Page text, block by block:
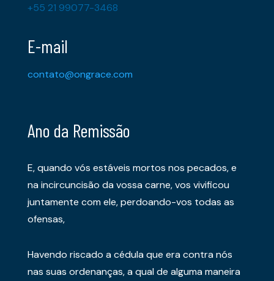
+55 21 99077-3468
E-mail
contato@ongrace.com
Ano da Remissão
E, quando vós estáveis mortos nos pecados, e
na incircuncisão da vossa carne, vos vivificou
juntamente com ele, perdoando-vos todas as
ofensas,
Havendo riscado a cédula que era contra nós
nas suas ordenanças, a qual de alguma maneira